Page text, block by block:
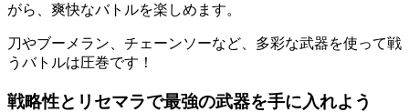
がら、爽快なバトルを楽しめます。
刀やブーメラン、チェーンソーなど、多彩な武器を使って戦
うバトルは圧巻です！
戦略性とリセマラで最強の武器を手に入れよう